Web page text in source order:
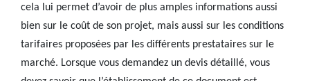
cela lui permet d’avoir de plus amples informations aussi
bien sur le coût de son projet, mais aussi sur les conditions
tarifaires proposées par les différents prestataires sur le
marché. Lorsque vous demandez un devis détaillé, vous